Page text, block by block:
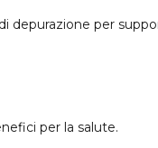
depurazione per
per la salute.